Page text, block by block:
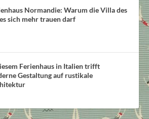
Normandie: Warum die Villa des
sich mehr trauen darf
Ferienhaus in Italien trifft
Gestaltung auf rustikale